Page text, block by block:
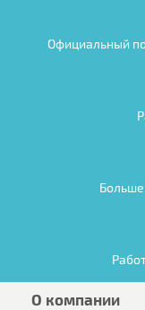
Официальный
Больше
О компании